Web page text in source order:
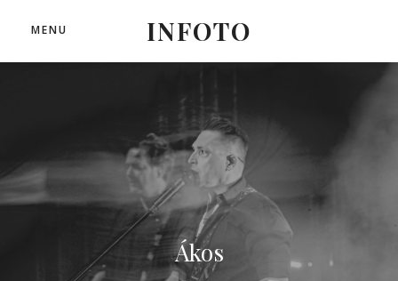
INFOTO
MENU
Ákos
Ákos